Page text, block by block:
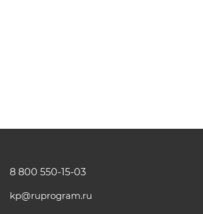
8 800 550-15-03
kp@ruprogram.ru